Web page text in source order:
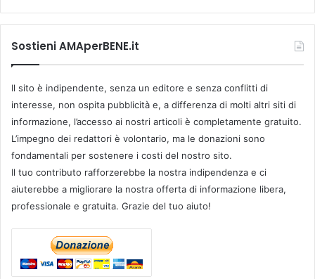
Sostieni AMAperBENE.it
Il sito è indipendente, senza un editore e senza conflitti di
interesse, non ospita pubblicità e, a differenza di molti altri siti di
informazione, l’accesso ai nostri articoli è completamente gratuito.
L’impegno dei redattori è volontario, ma le donazioni sono
fondamentali per sostenere i costi del nostro sito.
Il tuo contributo rafforzerebbe la nostra indipendenza e ci
aiuterebbe a migliorare la nostra offerta di informazione libera,
professionale e gratuita. Grazie del tuo aiuto!